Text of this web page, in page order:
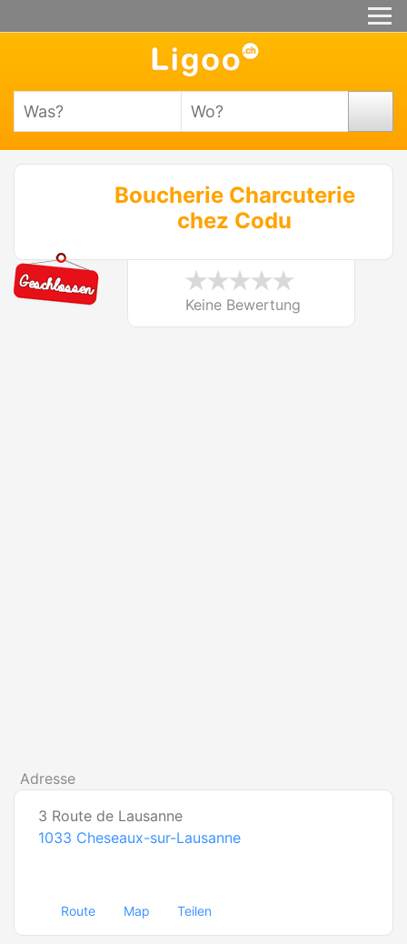
Boucherie Charcuterie
chez Codu
Keine Bewertung
Adresse
3 Route de Lausanne
1033 Cheseaux-sur-Lausanne
Route Map Teilen